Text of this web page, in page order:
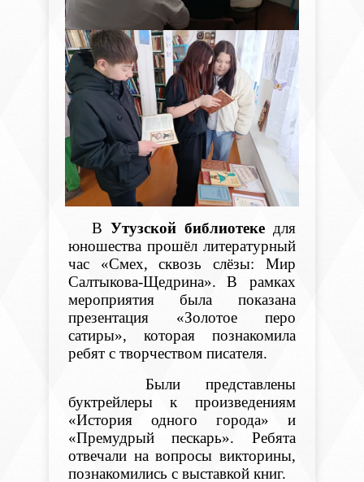
ВУтузской библиотеке для
юношества прошёл литературный
час «Смех, сквозь слёзы: Мир
Салтыкова-Щедрина».
В рамках
мероприятия была показана
презентация «Золотое перо
сатиры», которая познакомила
ребят с творчествомписателя.
Были представлены
буктрейлерык произведениям
«История одногогорода» и
«Премудрый пескарь». Ребята
отвечали на вопросы викторины,
познакомились с выставкой книг.